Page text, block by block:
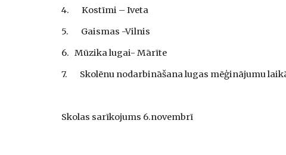
4.       Kostīmi – Iveta
5.       Gaismas -Vilnis
6.   Mūzika lugai- Mārīte
7.       Skolēnu nodarbināšana lugas mēģinājumu
Skolas sarīkojums 6.novembrī